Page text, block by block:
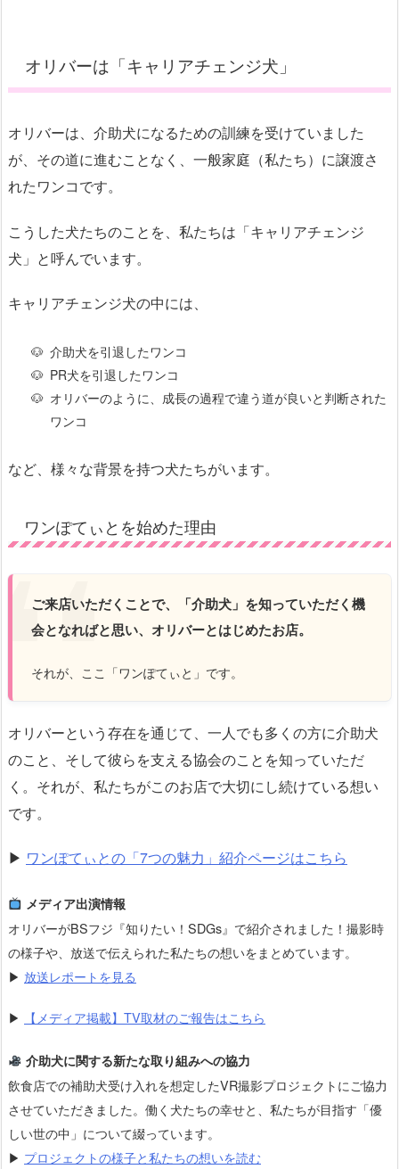
オリバーは「キャリアチェンジ犬」
オリバーは、介助犬になるための訓練を受けていました
が、その道に進むことなく、一般家庭（私たち）に譲渡さ
れたワンコです。
こうした犬たちのことを、私たちは「キャリアチェンジ
犬」と呼んでいます。
キャリアチェンジ犬の中には、
介助犬を引退したワンコ
PR犬を引退したワンコ
オリバーのように、成長の過程で違う道が良いと判断された
ワンコ
など、様々な背景を持つ犬たちがいます。
ワンぽてぃとを始めた理由
ご来店いただくことで、「介助犬」を知っていただく機
会となればと思い、オリバーとはじめたお店。
それが、ここ「ワンぽてぃと」です。
オリバーという存在を通じて、一人でも多くの方に介助犬
のこと、そして彼らを支える協会のことを知っていただ
く。それが、私たちがこのお店で大切にし続けている想い
です。
▶ ワンぽてぃとの「7つの魅力」紹介ページはこちら
メディア出演情報
オリバーがBSフジ『知りたい！SDGs』で紹介されました！撮影時
の様子や、放送で伝えられた私たちの想いをまとめています。
▶ 放送レポートを見る
▶ 【メディア掲載】TV取材のご報告はこちら
介助犬に関する新たな取り組みへの協力
飲食店での補助犬受け入れを想定したVR撮影プロジェクトにご協力
させていただきました。働く犬たちの幸せと、私たちが目指す「優
しい世の中」について綴っています。
▶ プロジェクトの様子と私たちの想いを読む